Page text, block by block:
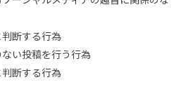
断する⾏為
い投稿を⾏う⾏為
断する⾏為